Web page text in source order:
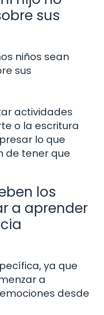
sus
niños sean
sus
actividades
o la escritura
lo que
de tener que
los
a aprender
ya que
a
desde